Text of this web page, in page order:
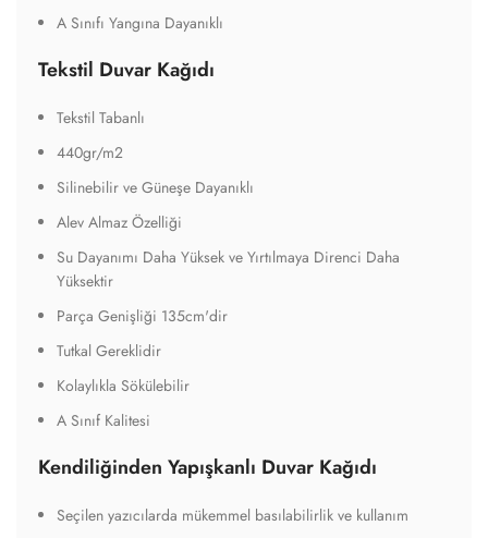
A Sınıfı Yangına Dayanıklı
Tekstil Duvar Kağıdı
Tekstil Tabanlı
440gr/m2
Silinebilir ve Güneşe Dayanıklı
Alev Almaz Özelliği
Su Dayanımı Daha Yüksek ve Yırtılmaya Direnci Daha
Yüksektir
Parça Genişliği 135cm'dir
Tutkal Gereklidir
Kolaylıkla Sökülebilir
A Sınıf Kalitesi
Kendiliğinden Yapışkanlı Duvar Kağıdı
Seçilen yazıcılarda mükemmel basılabilirlik ve kullanım